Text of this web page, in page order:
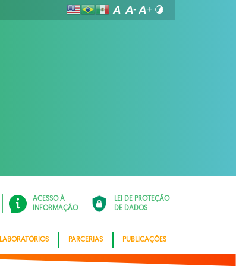
ACESSO À
INFORMAÇÃO
LEI DE PROTEÇÃO
DE DADOS
LABORATÓRIOS PARCERIAS PUBLICAÇÕES